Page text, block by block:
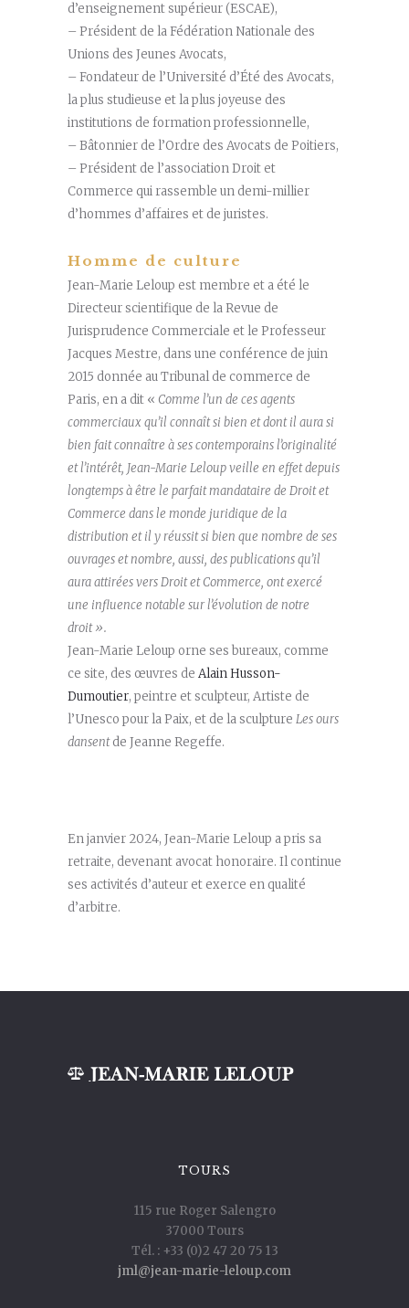
d’enseignement supérieur (ESCAE),
– Président de la Fédération Nationale des
Unions des Jeunes Avocats,
– Fondateur de l’Université d’Été des Avocats,
la plus studieuse et la plus joyeuse des
institutions de formation professionnelle,
– Bâtonnier de l’Ordre des Avocats de Poitiers,
– Président de l’association Droit et
Commerce qui rassemble un demi-millier
d’hommes d’affaires et de juristes.
Homme de culture
Jean-Marie Leloup est membre et a été le
Directeur scientifique de la Revue de
Jurisprudence Commerciale et le Professeur
Jacques Mestre, dans une conférence de juin
2015 donnée au Tribunal de commerce de
Paris, en a dit « Comme l’un de ces agents
commerciaux qu’il connaît si bien et dont il aura si
bien fait connaître à ses contemporains l’originalité
et l’intérêt, Jean-Marie Leloupveille en effet depuis
longtemps à être le parfait mandataire de Droit et
Commerce dans le monde juridique de la
distribution et il y réussit si bien que nombre de ses
ouvrages et nombre, aussi, des publications qu’il
aura attirées vers Droit et Commerce, ont exercé
une influence notable sur l’évolution de notre
droit ».
Jean-Marie Leloup orne ses bureaux, comme
ce site, des œuvres de Alain Husson-
Dumoutier, peintre et sculpteur, Artiste de
l’Unesco pour la Paix, et de la sculpture Les ours
dansentde Jeanne Regeffe.
En janvier 2024, Jean-Marie Leloup a pris sa
retraite, devenant avocat honoraire. Il continue
ses activités d’auteur et exerce en qualité
d’arbitre.
TOURS
115 rue Roger Salengro
37000 Tours
Tél. : +33 (0)2 47 20 75 13
jml@jean-marie-leloup.com